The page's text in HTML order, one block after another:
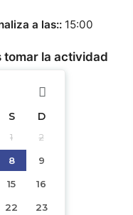
a las: 15:00
tomar la actividad
S D
1 2
8 9
15 16
22 23